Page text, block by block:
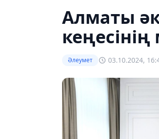
Алматы
Әлеумет 03.10.2024,